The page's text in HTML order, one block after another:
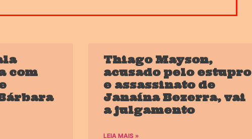
com
Thiago Mayson,
acusado pelo estupro
e assassinato de
Janaína Bezerra, vai
a julgamento
LEIA MAIS »